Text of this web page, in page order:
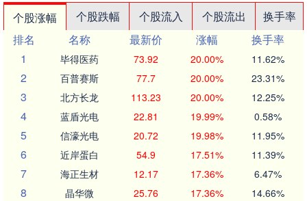
个股涨幅 个股跌幅 个股流入 个股流出
换手率
排名
名称 最新价 涨幅
换手率
1
毕得医药 73.92 20.00% 11.62%
2 百普赛斯 77.7 20.00% 23.31%
3 北方长龙 113.23 20.00% 12.25%
4 蓝盾光电 22.81 19.99% 0.58%
5 信濠光电 20.72 19.98% 11.95%
6 近岸蛋白 54.9 17.51% 11.39%
7 海正生材 12.17 17.36% 6.47%
8 晶华微 25.76 17.36% 14.66%